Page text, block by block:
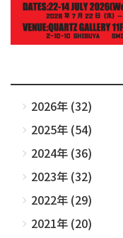
2026年 (32)
2025年 (54)
2024年 (36)
2023年 (32)
2022年 (29)
2021年 (20)